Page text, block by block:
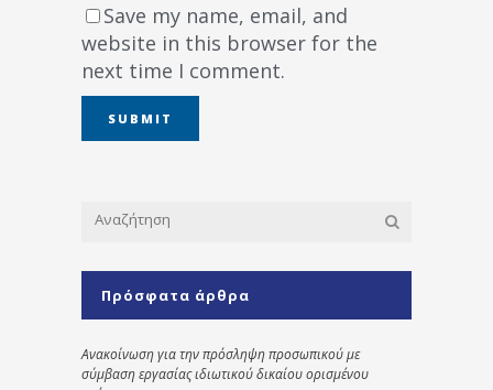
Save my name, email, and
website in this browser for the
next time I comment.
Πρόσφατα άρθρα
Ανακοίνωση για την πρόσληψη προσωπικού με
σύμβαση εργασίας ιδιωτικού δικαίου ορισμένου